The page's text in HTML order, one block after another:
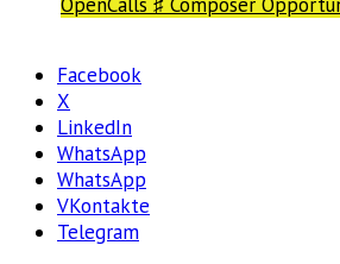
Facebook
X
LinkedIn
WhatsApp
WhatsApp
VKontakte
Telegram